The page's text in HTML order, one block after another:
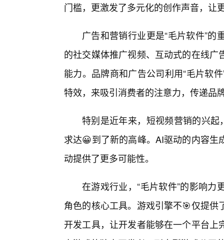
门槛，更激发了多元化的创作声音，让
广告和营销行业更是“毛片软件”
的社交媒体推广视频、互动式的在线
能力。品牌商和广告公司利用“毛片软
特效，来吸引消费者的注意力，传递品
特别是近年来，短视频营销的兴起
求达😀到了新的高峰。AI驱动的内容
动提供了更多可能性。
在游戏行业，“毛片软件”的影响
角色的核心工具。游戏引擎不🎯仅提
开发工具，让开发者能够在一个平台